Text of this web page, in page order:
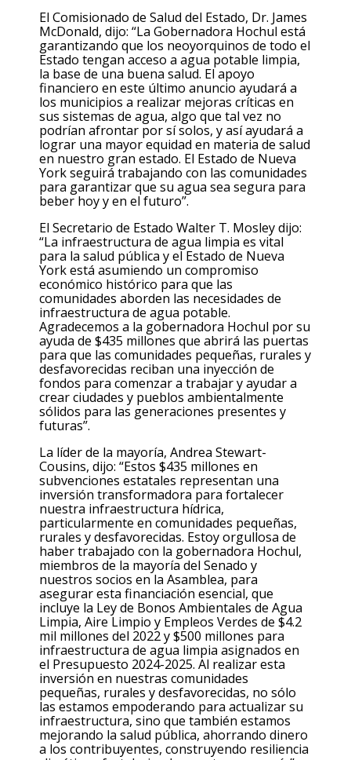
El Comisionado de Salud del Estado, Dr. James
McDonald, dijo: “La Gobernadora Hochul está
garantizando que los neoyorquinos de todo el
Estado tengan acceso a agua potable limpia,
la base de una buena salud. El apoyo
financiero en este último anuncio ayudará a
los municipios a realizar mejoras críticas en
sus sistemas de agua, algo que tal vez no
podrían afrontar por sí solos, y así ayudará a
lograr una mayor equidad en materia de salud
en nuestro gran estado. El Estado de Nueva
York seguirá trabajando con las comunidades
para garantizar que su agua sea segura para
beber hoy y en el futuro”.
El Secretario de Estado Walter T. Mosleydijo:
“La infraestructura de agua limpia es vital
para la salud pública y el Estado de Nueva
York está asumiendo un compromiso
económico histórico para que las
comunidades aborden las necesidades de
infraestructura de agua potable.
Agradecemos a la gobernadora Hochul por su
ayuda de $435 millones que abrirá las puertas
para que las comunidades pequeñas, rurales y
desfavorecidas reciban una inyección de
fondos para comenzar a trabajar y ayudar a
crear ciudades y pueblos ambientalmente
sólidos para las generaciones presentes y
futuras”.
La líder de la mayoría, Andrea Stewart-
Cousins, dijo: “Estos $435 millones en
subvenciones estatales representan una
inversión transformadora para fortalecer
nuestra infraestructura hídrica,
particularmente en comunidades pequeñas,
rurales y desfavorecidas. Estoy orgullosa de
haber trabajado con la gobernadora Hochul,
miembros de la mayoría del Senado y
nuestros socios en la Asamblea, para
asegurar esta financiación esencial, que
incluye la Ley de Bonos Ambientales de Agua
Limpia, Aire Limpio y Empleos Verdes de $4.2
mil millones del 2022 y $500 millones para
infraestructura de agua limpia asignados en
el Presupuesto 2024-2025. Al realizar esta
inversión en nuestras comunidades
pequeñas, rurales y desfavorecidas, no sólo
las estamos empoderando para actualizar su
infraestructura, sino que también estamos
mejorando la salud pública, ahorrando dinero
a los contribuyentes, construyendo resiliencia